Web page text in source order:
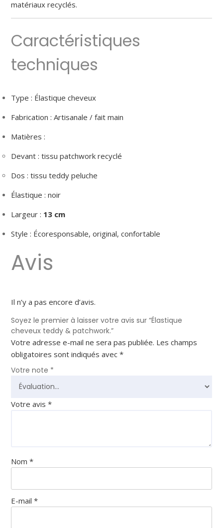
matériaux recyclés.
Caractéristiques
techniques
Type : Élastique cheveux
Fabrication : Artisanale / fait main
Matières :
Devant : tissu patchwork recyclé
Dos : tissu teddy peluche
Élastique : noir
Largeur : 13 cm
Style : Écoresponsable, original, confortable
Avis
Il n’y a pas encore d’avis.
Soyez le premier à laisser votre avis sur “Élastique
cheveux teddy & patchwork.”
Votre adresse e-mail ne sera pas publiée. Les champs
obligatoires sont indiqués avec *
Votre note *
Votre avis *
Nom *
E-mail *